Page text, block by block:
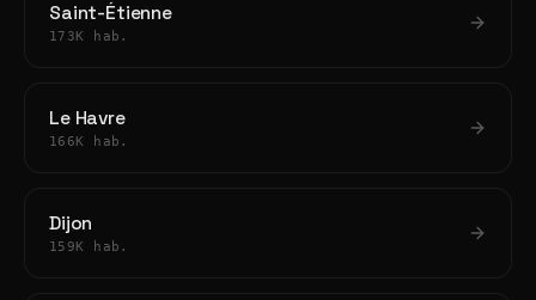
Saint-Étienne
173K hab.
Le Havre
166K hab.
Dijon
159K hab.